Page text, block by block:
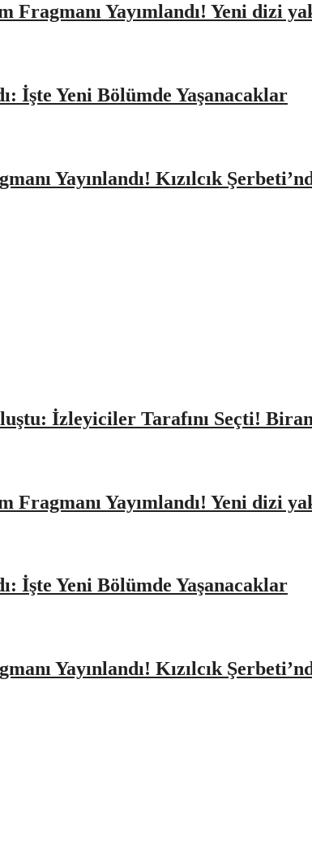
Yayımlandı! Yeni dizi
İşte Yeni Bölümde Yaşanacaklar
Yayınlandı! Kızılcık
İzleyiciler Tarafını Seçti!
Yayımlandı! Yeni dizi
İşte Yeni Bölümde Yaşanacaklar
Yayınlandı! Kızılcık